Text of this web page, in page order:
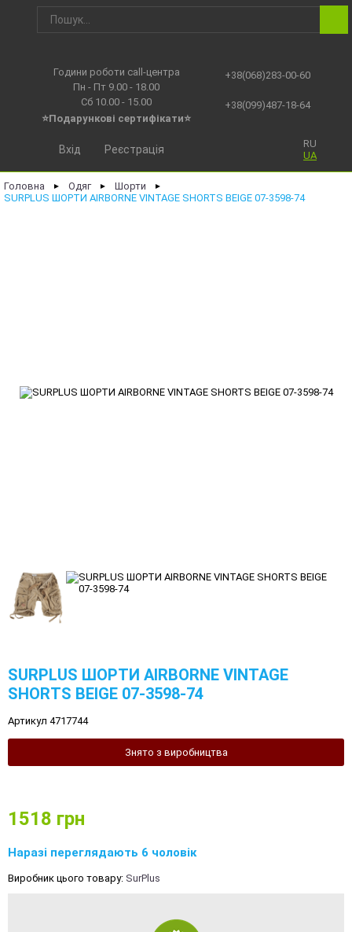
Години роботи call-центра
Пн - Пт 9.00 - 18.00
Сб 10.00 - 15.00
⭐Подарункові сертифікати⭐
+38(068)283-00-60
+38(099)487-18-64
RU
UA
Вхід Реєстрація
Головна ► Одяг ► Шорти ►
SURPLUS ШОРТИ AIRBORNE VINTAGE SHORTS BEIGE 07-3598-74
SURPLUS ШОРТИ AIRBORNE VINTAGE
SHORTS BEIGE 07-3598-74
Артикул 4717744
Знято з виробництва
1518 грн
Наразі переглядають 6 чоловік
Виробник цього товару: SurPlus